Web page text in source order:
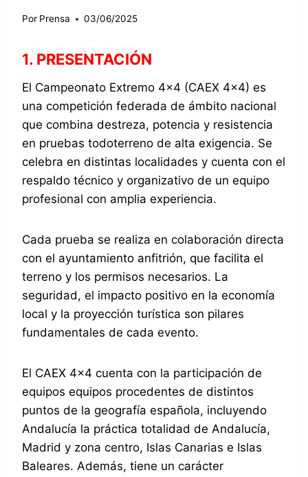
Por Prensa 03/06/2025
1. PRESENTACIÓN
El Campeonato Extremo 4×4 (CAEX 4×4) es
una competición federada de ámbito nacional
que combina destreza, potencia y resistencia
en pruebas todoterreno de alta exigencia. Se
celebra en distintas localidades y cuenta con el
respaldo técnico y organizativo de un equipo
profesional con amplia experiencia.
Cada prueba se realiza en colaboración directa
con el ayuntamiento anfitrión, que facilita el
terreno y los permisos necesarios. La
seguridad, el impacto positivo en la economía
local y la proyección turística son pilares
fundamentales de cada evento.
El CAEX 4×4 cuenta con la participación de
equipos equipos procedentes de distintos
puntos de la geografía española, incluyendo
Andalucía la práctica totalidad de Andalucía,
Madrid y zona centro, Islas Canarias e Islas
Baleares. Además, tiene un carácter